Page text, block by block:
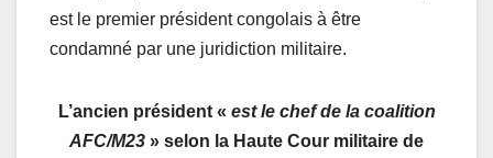
est le premier président congolais à être
condamné par une juridiction militaire.
L’ancien président « est le chef de la coalition
AFC/M23 » selon la Haute Cour militaire de